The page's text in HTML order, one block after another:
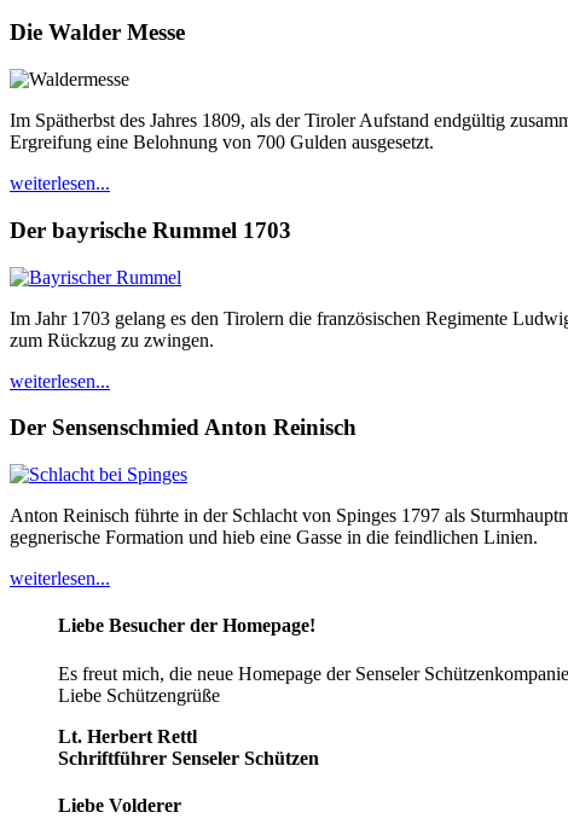
Die Walder Messe
Im Spätherbst des Jahres 1809, als der Tiroler Aufstand endgültig
Ergreifung eine Belohnung von 700 Gulden ausgesetzt.
weiterlesen...
Der bayrische Rummel 1703
Im Jahr 1703 gelang es den Tirolern die französischen Regimente
zum Rückzug zu zwingen.
weiterlesen...
Der Sensenschmied Anton Reinisch
Anton Reinisch führte in der Schlacht von Spinges 1797 als
gegnerische Formation und hieb eine Gasse in die feindlichen Linien.
weiterlesen...
Liebe Besucher der Homepage!
Es freut mich, die neue Homepage der Senseler
Liebe Schützengrüße
Lt. Herbert Rettl
Schriftführer Senseler Schützen
Liebe Volderer